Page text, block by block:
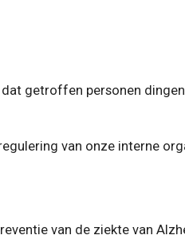
getroffen personen
van onze interne
van de ziekte van